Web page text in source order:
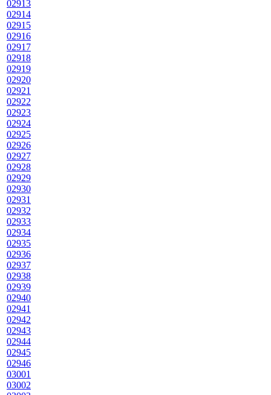
02913
02914
02915
02916
02917
02918
02919
02920
02921
02922
02923
02924
02925
02926
02927
02928
02929
02930
02931
02932
02933
02934
02935
02936
02937
02938
02939
02940
02941
02942
02943
02944
02945
02946
03001
03002